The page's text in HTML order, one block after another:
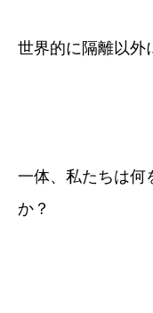
世界的に隔離以外
一体、私たちは何
か？